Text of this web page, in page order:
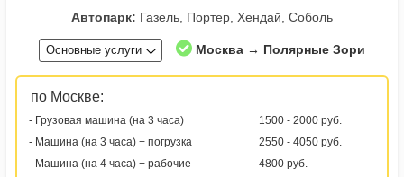
Автопарк: Газель, Портер, Хендай, Соболь
Основные услуги Москва → Полярные Зори
по Москве:
- Грузовая машина (на 3 часа)
1500 - 2000 руб.
- Машина (на 3 часа) + погрузка
2550 - 4050 руб.
- Машина (на 4 часа) + рабочие
4800 руб.